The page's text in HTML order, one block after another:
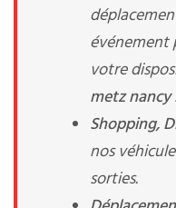
événement
votre
metz nancy
Shopping,
nos
sorties.